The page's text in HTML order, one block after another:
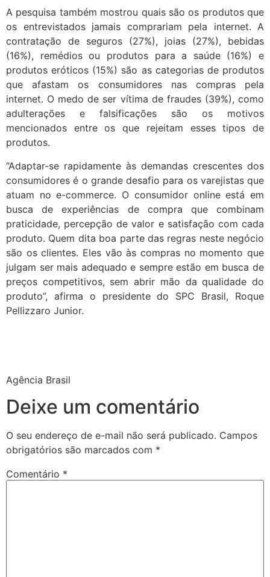
A pesquisa também mostrou quais são os produtos que
os entrevistados jamais comprariam pela internet. A
contratação de seguros (27%), joias (27%), bebidas
(16%), remédios ou produtos para a saúde (16%) e
produtos eróticos (15%) são as categorias de produtos
que afastam os consumidores nas compras pela
internet. O medo de ser vítima de fraudes (39%), como
adulterações e falsificações são os motivos
mencionados entre os que rejeitam esses tipos de
produtos.
“Adaptar-se rapidamente às demandas crescentes dos
consumidores é o grande desafio para os varejistas que
atuam no e-commerce. O consumidor online está em
busca de experiências de compra que combinam
praticidade, percepção de valor e satisfação com cada
produto. Quem dita boa parte das regras neste negócio
são os clientes. Eles vão às compras no momento que
julgam ser mais adequado e sempre estão em busca de
preços competitivos, sem abrir mão da qualidade do
produto”, afirma o presidente do SPC Brasil, Roque
Pellizzaro Junior.
Agência Brasil
Deixe um comentário
O seu endereço de e-mail não será publicado. Campos
obrigatórios são marcados com *
Comentário *